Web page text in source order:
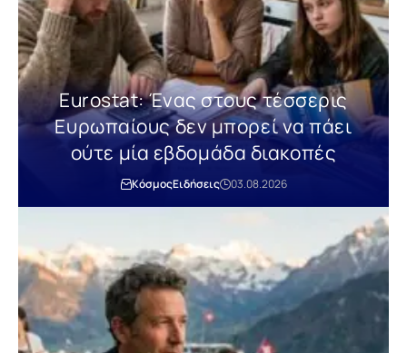
Eurostat: Ένας στους τέσσερις
Ευρωπαίους δεν μπορεί να πάει
ούτε μία εβδομάδα διακοπές
ΚόσμοςΕιδήσεις 03.08.2026